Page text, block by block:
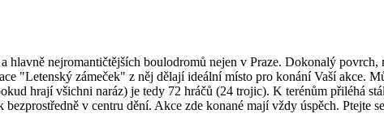
hlavně nejromantičtějších boulodromů nejen v Praze. Dokonalý povrch,
"Letenský zámeček" z něj dělají ideální místo pro konání Vaší akce.
hrají všichni naráz) je tedy 72 hráčů (24 trojic). K terénům přiléhá
v centru dění. Akce zde konané mají vždy úspěch. Ptejte